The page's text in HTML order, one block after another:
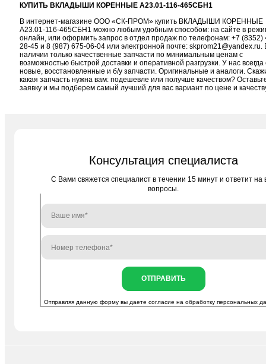
КУПИТЬ ВКЛАДЫШИ КОРЕННЫЕ А23.01-116-465СБН1
В интернет-магазине ООО «СК-ПРОМ» купить ВКЛАДЫШИ КОРЕННЫЕ
А23.01-116-465СБН1 можно любым удобным способом: на сайте в
онлайн, или оформить запрос в отдел продаж по телефонам: +7 (8352)
28-45и 8 (987) 675-06-04или электронной почте: skprom21@yandex.ru.
наличии только качественные запчасти по минимальным ценам с
возможностью быстрой доставки и оперативной разгрузки. У нас всегда
новые, восстановленные и б/у запчасти. Оригинальные и аналоги.
какая запчасть нужна вам: подешевле или получше качеством?
заявку и мы подберем самый лучший для вас вариант по цене и
Консультация специалиста
C Вами свяжется специалист в течении 15 минут и ответит на
вопросы.
ОТПРАВИТЬ
Отправляя данную форму вы даете согласие наобработку персональных